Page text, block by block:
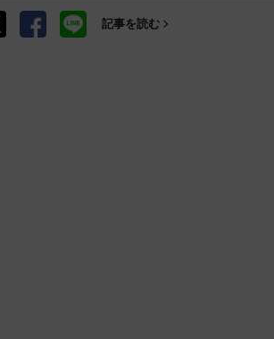
記事を読む